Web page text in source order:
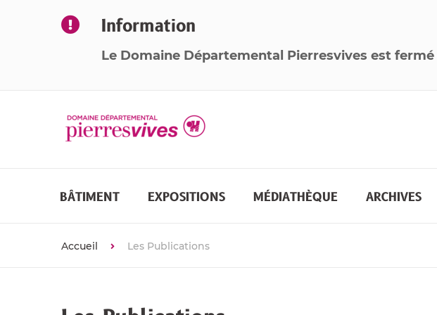
Information
Le Domaine Départemental Pierresvives est fermé
BÂTIMENT EXPOSITIONS MÉDIATHÈQUE ARCHIVES
Accueil Les Publications